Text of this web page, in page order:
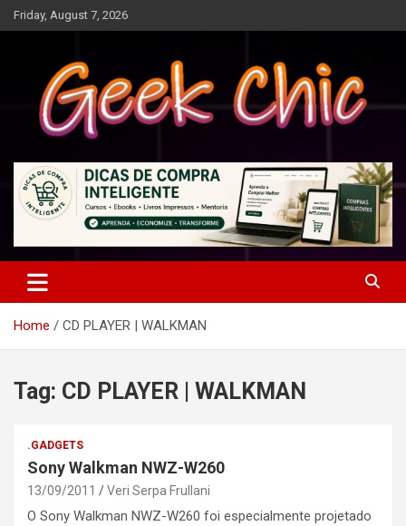
Skip
to
Friday, August 7, 2026
Geek Chic
Home CD PLAYER | WALKMAN
Tag: CD PLAYER | WALKMAN
.GADGETS
Sony Walkman NWZ-W260
13/09/2011 Veri Serpa Frullani
O Sony Walkman NWZ-W260 foi especialmente projetado